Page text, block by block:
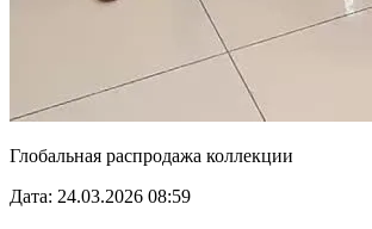
Глобальная распродажа коллекции
Дата: 24.03.2026 08:59